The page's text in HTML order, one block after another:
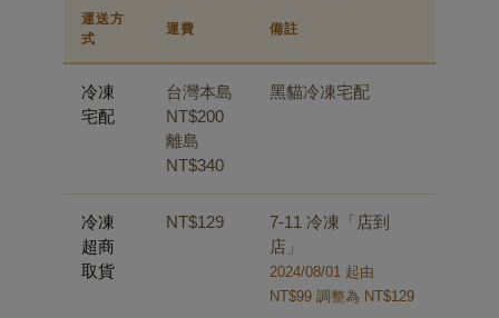
運送方
式
運費 備註
冷凍
宅配
台灣本島
NT$200
離島
NT$340
黑貓冷凍宅配
冷凍
超商
取貨
NT$129
7-11 冷凍「店到
店」
2024/08/01 起由
NT$99 調整為 NT$129